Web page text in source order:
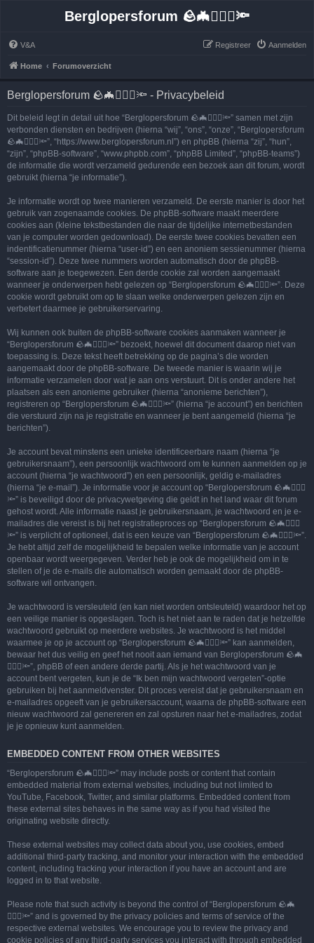
Berglopersforum 🪨🦇🚶🏻‍♂️🔦
V&A Aanmelden
Registreer
Home Forumoverzicht
Berglopersforum 🪨🦇🚶🏻‍♂️🔦 - Privacybeleid
Dit beleid legt in detail uit hoe “Berglopersforum 🪨🦇🚶🏻‍♂️🔦” samen met zijn
verbonden diensten en bedrijven (hierna “wij”, “ons”, “onze”, “Berglopersforum
🪨🦇🚶🏻‍♂️🔦”, “https://www.berglopersforum.nl”) en phpBB (hierna “zij”, “hun”,
“zijn”, “phpBB-software”, “www.phpbb.com”, “phpBB Limited”, “phpBB-teams”)
de informatie die wordt verzameld gedurende een bezoek aan dit forum, wordt
gebruikt (hierna “je informatie”).
Je informatie wordt op twee manieren verzameld. De eerste manier is door het
gebruik van zogenaamde cookies. De phpBB-software maakt meerdere
cookies aan (kleine tekstbestanden die naar de tijdelijke internetbestanden
van je computer worden gedownload). De eerste twee cookies bevatten een
indentificatienummer (hierna “user-id”) en een anoniem sessienummer (hierna
“session-id”). Deze twee nummers worden automatisch door de phpBB-
software aan je toegewezen. Een derde cookie zal worden aangemaakt
wanneer je onderwerpen hebt gelezen op “Berglopersforum 🪨🦇🚶🏻‍♂️🔦”. Deze
cookie wordt gebruikt om op te slaan welke onderwerpen gelezen zijn en
verbetert daarmee je gebruikerservaring.
Wij kunnen ook buiten de phpBB-software cookies aanmaken wanneer je
“Berglopersforum 🪨🦇🚶🏻‍♂️🔦” bezoekt, hoewel dit document daarop niet van
toepassing is. Deze tekst heeft betrekking op de pagina’s die worden
aangemaakt door de phpBB-software. De tweede manier is waarin wij je
informatie verzamelen door wat je aan ons verstuurt. Dit is onder andere het
plaatsen als een anonieme gebruiker (hierna “anonieme berichten”),
registreren op “Berglopersforum 🪨🦇🚶🏻‍♂️🔦” (hierna “je account”) en berichten
die verstuurd zijn na je registratie en wanneer je bent aangemeld (hierna “je
berichten”).
Je account bevat minstens een unieke identificeerbare naam (hierna “je
gebruikersnaam”), een persoonlijk wachtwoord om te kunnen aanmelden op je
account (hierna “je wachtwoord”) en een persoonlijk, geldig e-mailadres
(hierna “je e-mail”). Je informatie voor je account op “Berglopersforum 🪨🦇🚶🏻‍♂️
🔦” is beveiligd door de privacywetgeving die geldt in het land waar dit forum
gehost wordt. Alle informatie naast je gebruikersnaam, je wachtwoord en je e-
mailadres die vereist is bij het registratieproces op “Berglopersforum 🪨🦇🚶🏻‍♂️
🔦” is verplicht of optioneel, dat is een keuze van “Berglopersforum 🪨🦇🚶🏻‍♂️🔦”.
Je hebt altijd zelf de mogelijkheid te bepalen welke informatie van je account
openbaar wordt weergegeven. Verder heb je ook de mogelijkheid om in te
stellen of je de e-mails die automatisch worden gemaakt door de phpBB-
software wil ontvangen.
Je wachtwoord is versleuteld (en kan niet worden ontsleuteld) waardoor het op
een veilige manier is opgeslagen. Toch is het niet aan te raden dat je hetzelfde
wachtwoord gebruikt op meerdere websites. Je wachtwoord is het middel
waarmee je op je account op “Berglopersforum 🪨🦇🚶🏻‍♂️🔦” kan aanmelden,
bewaar het dus veilig en geef het nooit aan iemand van Berglopersforum 🪨🦇
🚶🏻‍♂️🔦”, phpBB of een andere derde partij. Als je het wachtwoord van je
account bent vergeten, kun je de “Ik ben mijn wachtwoord vergeten”-optie
gebruiken bij het aanmeldvenster. Dit proces vereist dat je gebruikersnaam en
e-mailadres opgeeft van je gebruikersaccount, waarna de phpBB-software een
nieuw wachtwoord zal genereren en zal opsturen naar het e-mailadres, zodat
je je opnieuw kunt aanmelden.
EMBEDDED CONTENT FROM OTHER WEBSITES
“Berglopersforum 🪨🦇🚶🏻‍♂️🔦” may include posts or content that contain
embedded material from external websites, including but not limited to
YouTube, Facebook, Twitter, and similar platforms. Embedded content from
these external sites behaves in the same way as if you had visited the
originating website directly.
These external websites may collect data about you, use cookies, embed
additional third-party tracking, and monitor your interaction with the embedded
content, including tracking your interaction if you have an account and are
logged in to that website.
Please note that such activity is beyond the control of “Berglopersforum 🪨🦇
🚶🏻‍♂️🔦” and is governed by the privacy policies and terms of service of the
respective external websites. We encourage you to review the privacy and
cookie policies of any third-party services you interact with through embedded